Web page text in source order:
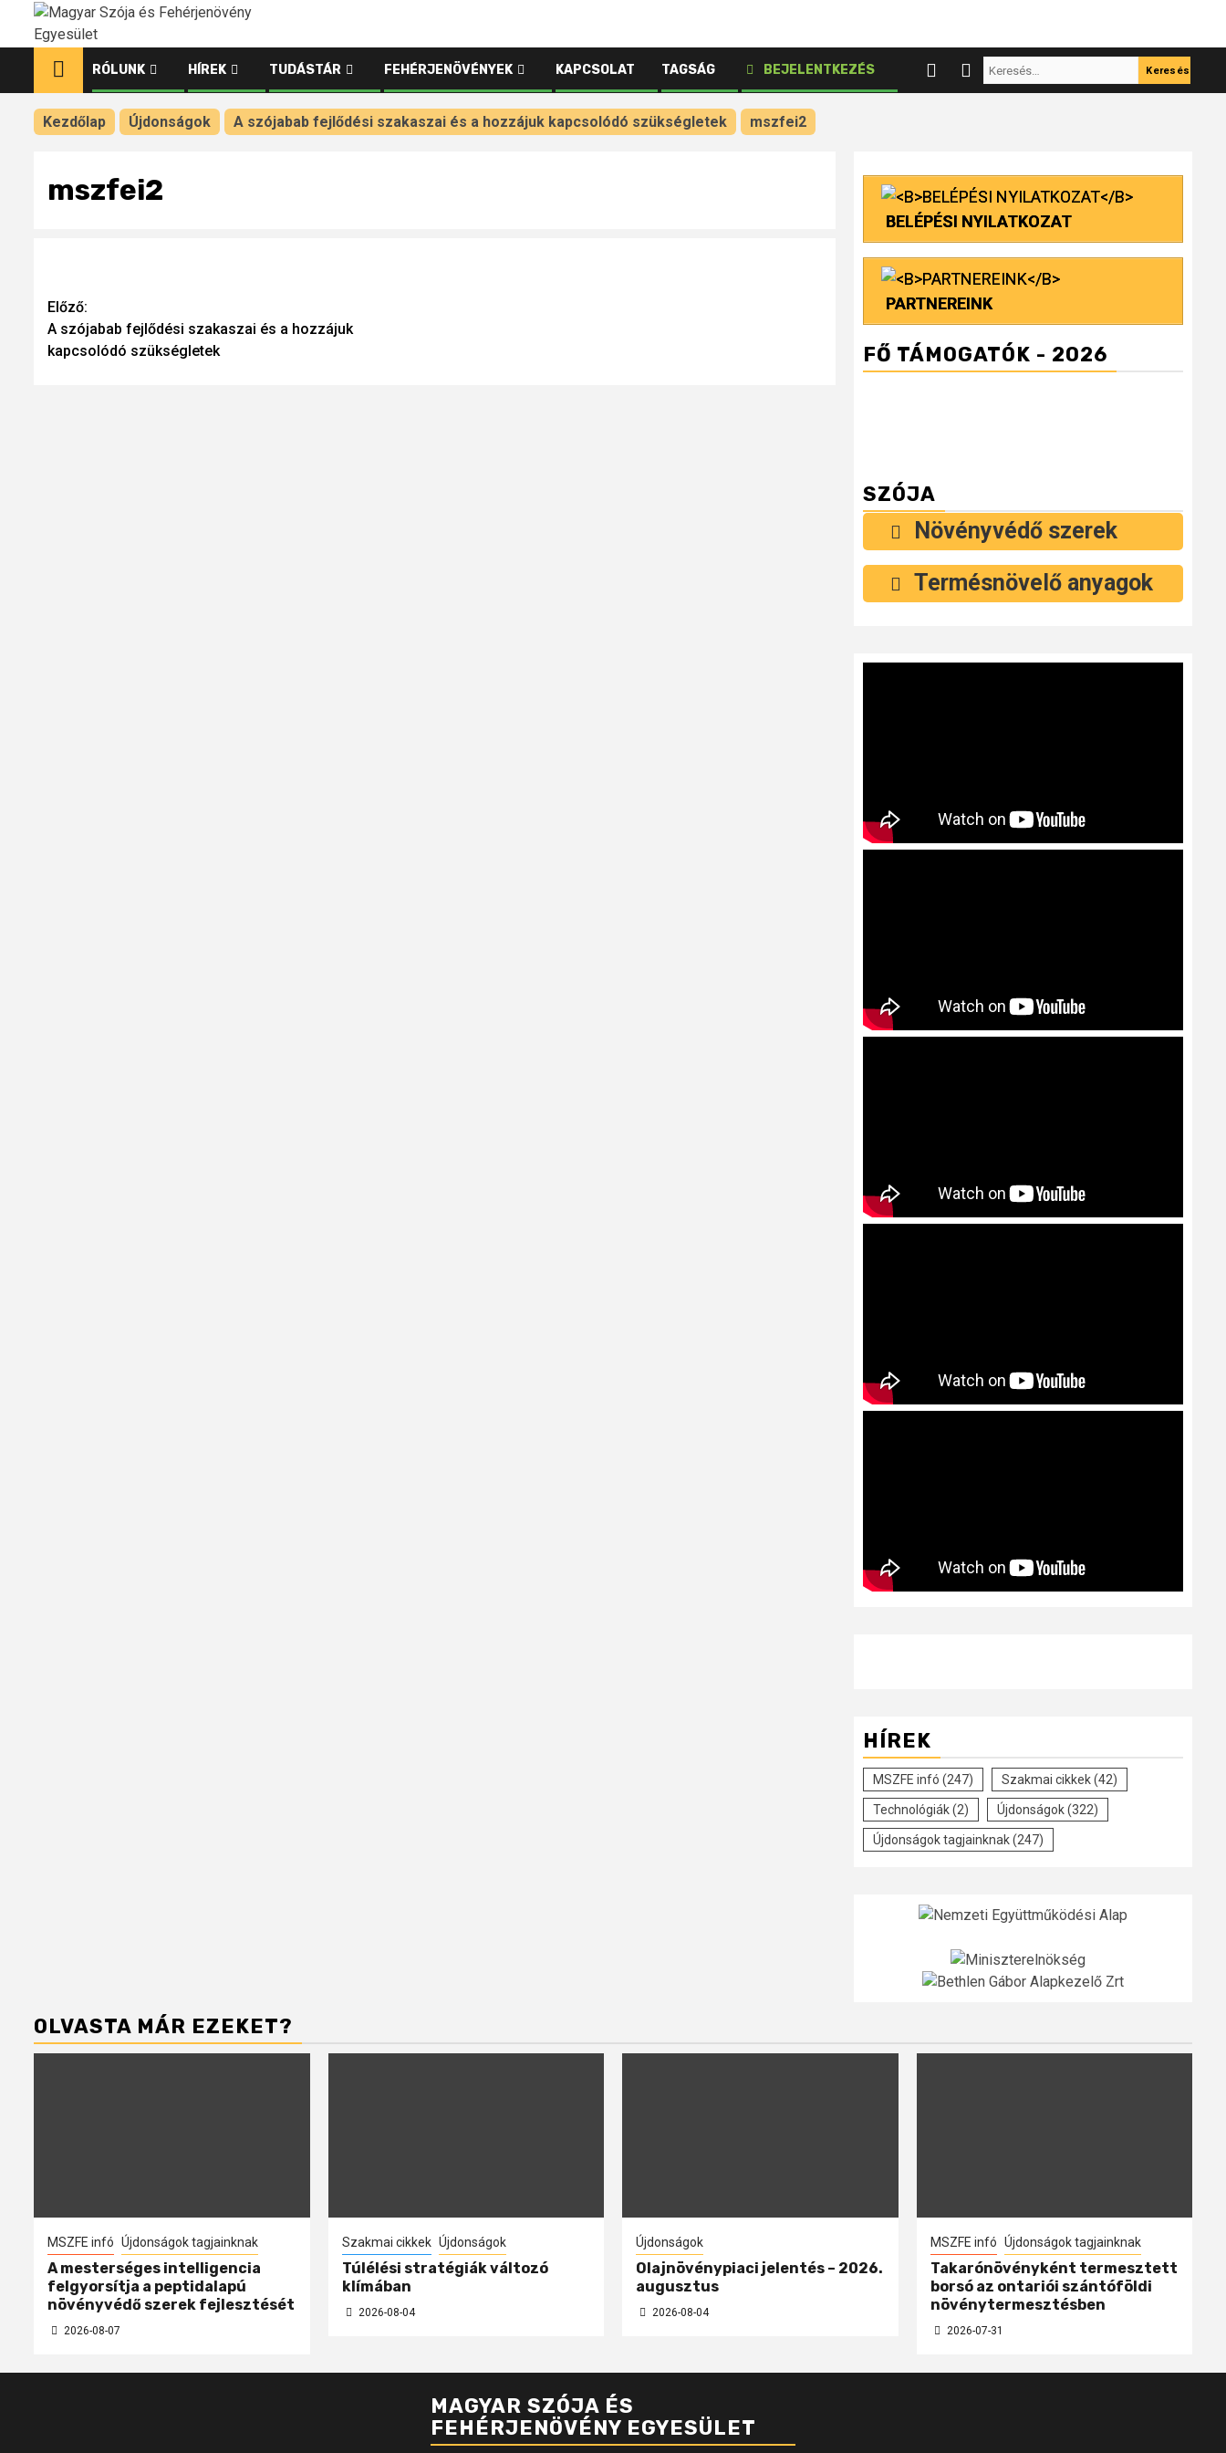
Ugrás
tartalomhoz
RÓLUNK HÍREK TUDÁSTÁR FEHÉRJENÖVÉNYEK KAPCSOLAT TAGSÁG BEJELENTKEZÉS Keresés:
Kezdőlap Újdonságok A szójabab fejlődési szakaszai és a hozzájuk kapcsolódó szükségletek mszfei2
mszfei2
Continue
Reading
Előző:
A szójabab fejlődési szakaszai és a hozzájuk
kapcsolódó szükségletek
BELÉPÉSI NYILATKOZAT
PARTNEREINK
FŐ TÁMOGATÓK - 2026
SZÓJA
Növényvédő szerek
Termésnövelő anyagok
HÍREK
MSZFE infó (247) Szakmai cikkek(42)
Technológiák(2) Újdonságok(322)
Újdonságok tagjainknak(247)
OLVASTA MÁR EZEKET?
MSZFE infó Újdonságok tagjainknak
A mesterséges intelligencia
felgyorsítja a peptidalapú
növényvédő szerek fejlesztését
2026-08-07
Szakmai cikkek Újdonságok
Túlélési stratégiák változó
klímában
2026-08-04
Újdonságok
Olajnövénypiaci jelentés – 2026.
augusztus
2026-08-04
MSZFE infó Újdonságok tagjainknak
Takarónövényként termesztett
borsó az ontariói szántóföldi
növénytermesztésben
2026-07-31
MAGYAR SZÓJA ÉS
FEHÉRJENÖVÉNY EGYESÜLET